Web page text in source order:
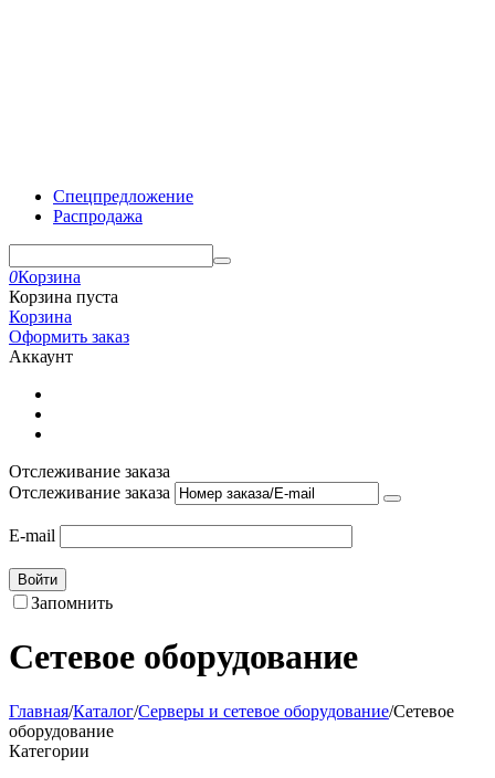
Спецпредложение
Распродажа
0Корзина
Корзина пуста
Корзина
Оформить заказ
Аккаунт
Отслеживание заказа
Отслеживание заказа
E-mail
Войти
Запомнить
Сетевое оборудование
Главная/Каталог/Серверы и сетевое оборудование/Сетевое
оборудование
Категории